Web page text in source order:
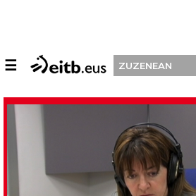
☰ ZUZENEAN